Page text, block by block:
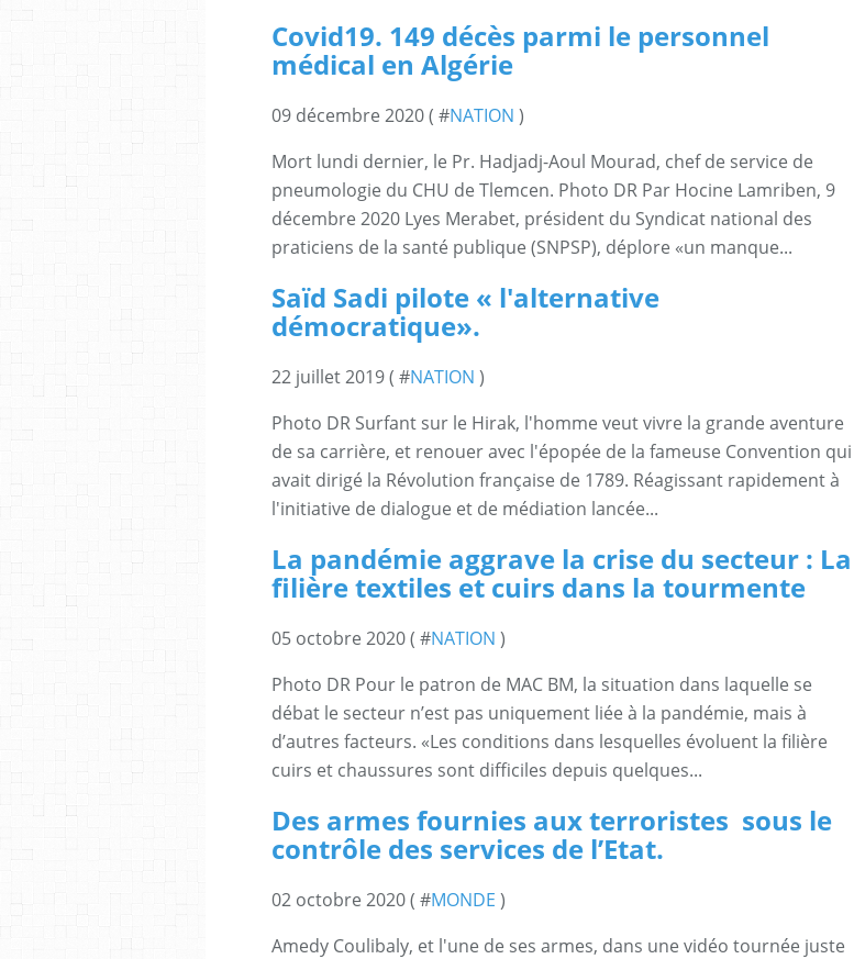
Covid19. 149 décès parmi le personnel
médical en Algérie
09 décembre 2020 ( #NATION )
Mort lundi dernier, le Pr. Hadjadj-Aoul Mourad, chef de service de
pneumologie du CHU de Tlemcen. Photo DR Par Hocine Lamriben, 9
décembre 2020 Lyes Merabet, président du Syndicat national des
praticiens de la santé publique (SNPSP), déplore «un manque...
Saïd Sadi pilote « l'alternative
démocratique».
22 juillet 2019 ( #NATION )
Photo DR Surfant sur le Hirak, l'homme veut vivre la grande aventure
de sa carrière, et renouer avec l'épopée de la fameuse Convention qui
avait dirigé la Révolution française de 1789. Réagissant rapidement à
l'initiative de dialogue et de médiation lancée...
La pandémie aggrave la crise du secteur : La
filière textiles et cuirs dans la tourmente
05 octobre 2020 ( #NATION )
Photo DR Pour le patron de MAC BM, la situation dans laquelle se
débat le secteur n’est pas uniquement liée à la pandémie, mais à
d’autres facteurs. «Les conditions dans lesquelles évoluent la filière
cuirs et chaussures sont difficiles depuis quelques...
Des armes fournies aux terroristes sous le
contrôle des services de l’Etat.
02 octobre 2020 ( #MONDE )
Amedy Coulibaly, et l'une de ses armes, dans une vidéo tournée juste